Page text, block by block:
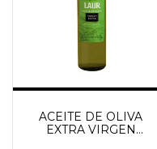
ACEITE DE OLIVA
EXTRA VIRGEN